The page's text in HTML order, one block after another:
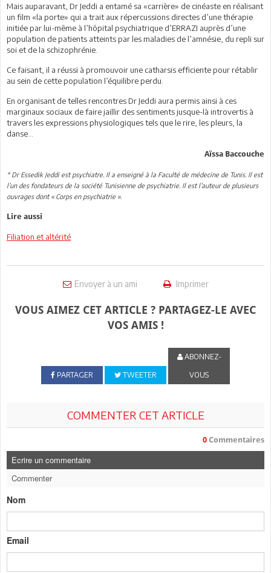
Mais auparavant, Dr Jeddi a entamé sa «carrière» de cinéaste en réalisant
un film «la porte» qui a trait aux répercussions directes d’une thérapie
initiée par lui-même à l’hôpital psychiatrique d’ERRAZI auprès d’une
population de patients atteints par les maladies de l’amnésie, du repli sur
soi et de la schizophrénie.
Ce faisant, il a réussi à promouvoir une catharsis efficiente pour rétablir
au sein de cette population l’équilibre perdu.
En organisant de telles rencontres Dr Jeddi aura permis ainsi à ces
marginaux sociaux de faire jaillir des sentiments jusque-là introvertis à
travers les expressions physiologiques tels que le rire, les pleurs, la
danse...
Aïssa Baccouche
* Dr Essedik Jeddi est psychiatre. Il a enseigné à la Faculté de médecine de Tunis. Il est
l’un des fondateurs de la société Tunisienne de psychiatrie. Il est l’auteur de plusieurs
ouvrages dont « Corps en psychiatrie ».
Lire aussi
Filiation et altérité
Envoyer à un ami Imprimer
VOUS AIMEZ CET ARTICLE ? PARTAGEZ-LE AVEC
VOS AMIS !
PARTAGER TWEETER
ABONNEZ-
VOUS
COMMENTER CET ARTICLE
0 Commentaires
Ecrire un commentaire
Commenter
Nom
Email